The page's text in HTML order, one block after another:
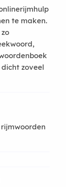
te maken.
zoveel